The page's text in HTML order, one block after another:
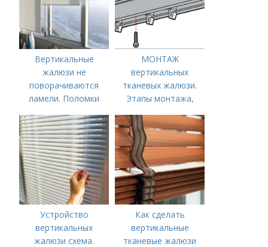
Вертикальные
жалюзи не
поворачиваются
ламели. Поломки
жалюзи и способы
ремонта
МОНТАЖ
вертикальных
тканевых жалюзи.
Этапы монтажа,
Устройство
вертикальных
жалюзи схема.
Как сделать
вертикальные
тканевые жалюзи